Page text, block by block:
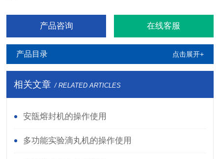
产品咨询 在线客服
产品目录 点击展开+
相关文章 / RELATED ARTICLES
安瓿熔封机的操作使用
多功能实验滴丸机的操作使用